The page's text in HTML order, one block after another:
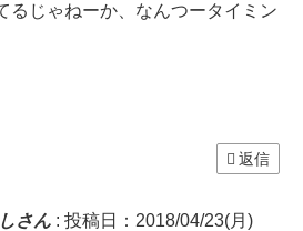
るじゃねーか、なんつータイミン
返信
さん : 投稿日：2018/04/23(月)